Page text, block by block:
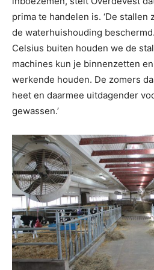
prima te handelen is. ‘De
de waterhuishouding
Celsius buiten houden we de
machines kun je binnenzetten
werkende houden. De zomers
heet en daarmee uitdagender
gewassen.’